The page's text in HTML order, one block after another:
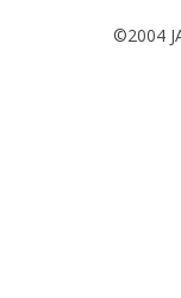
©2004